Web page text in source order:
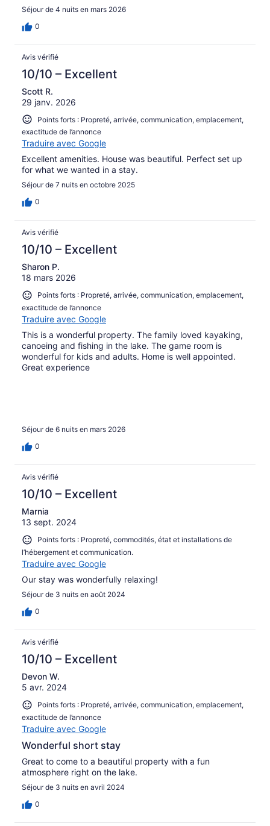
Séjour de 4 nuits en mars 2026
0
Avis vérifié
10/10 – Excellent
Scott R.
29 janv. 2026
Points forts : Propreté, arrivée, communication, emplacement,
exactitude de l’annonce
Traduire avec Google
Excellent amenities. House was beautiful. Perfect set up
for what we wanted in a stay.
Séjour de 7 nuits en octobre 2025
0
Avis vérifié
10/10 – Excellent
Sharon P.
18 mars 2026
Points forts : Propreté, arrivée, communication, emplacement,
exactitude de l’annonce
Traduire avec Google
This is a wonderful property. The family loved kayaking,
canoeing and fishing in the lake. The game room is
wonderful for kids and adults. Home is well appointed.
Great experience
Séjour de 6 nuits en mars 2026
0
Avis vérifié
10/10 – Excellent
Marnia
13 sept. 2024
Points forts : Propreté, commodités, état et installations de
l’hébergement et communication.
Traduire avec Google
Our stay was wonderfully relaxing!
Séjour de 3 nuits en août 2024
0
Avis vérifié
10/10 – Excellent
Devon W.
5 avr. 2024
Points forts : Propreté, arrivée, communication, emplacement,
exactitude de l’annonce
Traduire avec Google
Wonderful short stay
Great to come to a beautiful property with a fun
atmosphere right on the lake.
Séjour de 3 nuits en avril 2024
0